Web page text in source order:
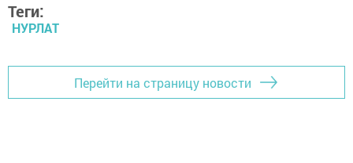
Теги:
НУРЛАТ
Перейти на страницу новости